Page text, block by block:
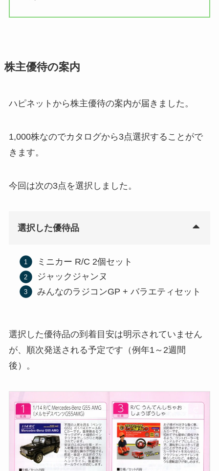
株主優待の案内
ハピネットから株主優待の案内が届きました。
1,000株なのでカタログから3点選択することがで
きます。
今回は次の3点を選択しました。
選択した優待品
ミニカー R/C 2個セット
ジャックジャンヌ
みんなのラジコンGP + バラエティセット
選択した優待品の到着目安は明示されていません
が、順次発送される予定です（例年1～2週間
後）。